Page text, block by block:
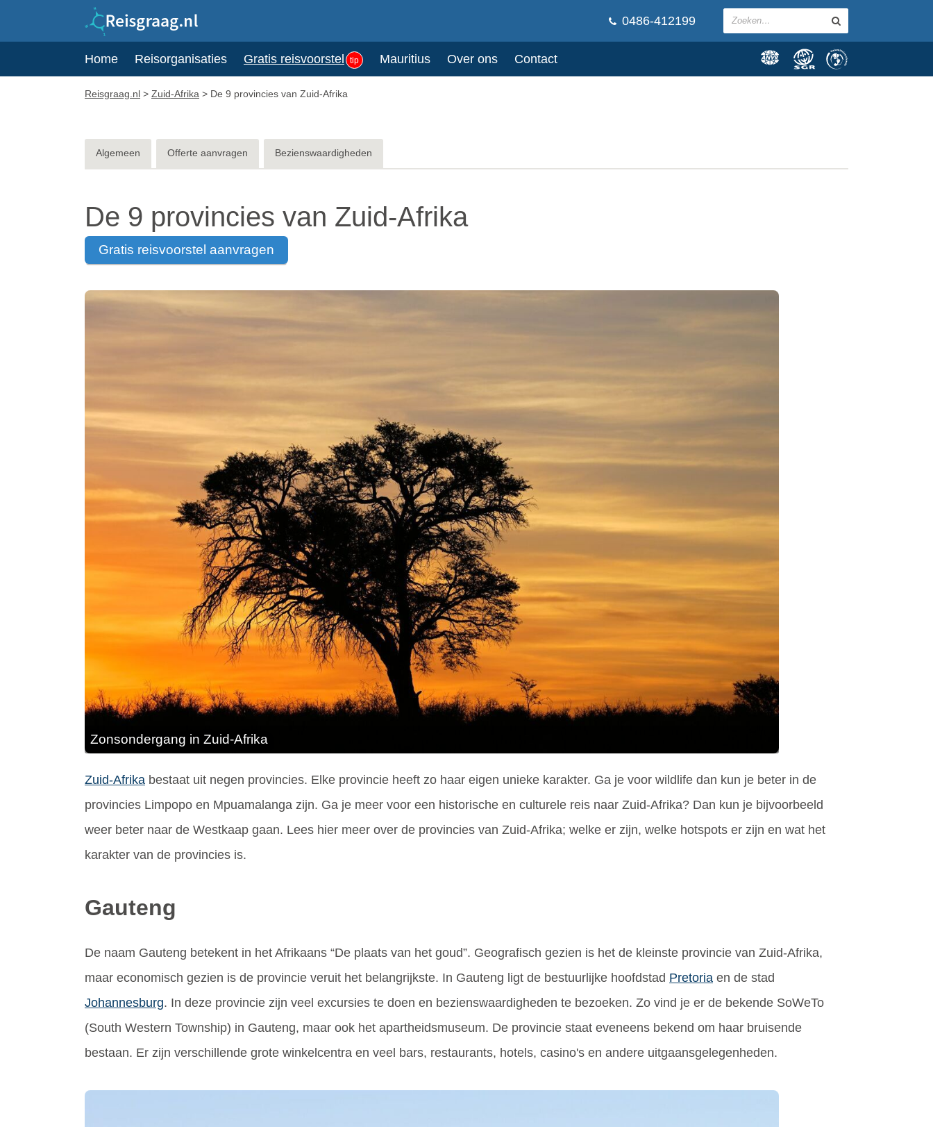
0486-412199
Home Reisorganisaties Gratis reisvoorstel tip Mauritius Over ons Contact
Reisgraag.nl > Zuid-Afrika > De 9 provincies van Zuid-Afrika
Algemeen Offerte aanvragen Bezienswaardigheden
De 9 provincies van Zuid-Afrika
gratis reisvoorstel aanvragen
Zonsondergang in Zuid-Afrika
Zuid-Afrika bestaat uit negen provincies. Elke provincie heeft zo haar eigen unieke karakter. Ga je voor wildlife dan kun je beter in de
provincies Limpopo en Mpuamalanga zijn. Ga je meer voor een historische en culturele reis naar Zuid-Afrika? Dan kun je bijvoorbeeld
weer beter naar de Westkaap gaan. Lees hier meer over de provincies van Zuid-Afrika; welke er zijn, welke hotspots er zijn en wat het
karakter van de provincies is.
Gauteng
De naam Gauteng betekent in het Afrikaans “De plaats van het goud”. Geografisch gezien is het de kleinste provincie van Zuid-Afrika,
maar economisch gezien is de provincie veruit het belangrijkste. In Gauteng ligt de bestuurlijke hoofdstad Pretoria en de stad
Johannesburg. In deze provincie zijn veel excursies te doen en bezienswaardigheden te bezoeken. Zo vind je er de bekende SoWeTo
(South Western Township) in Gauteng, maar ook het apartheidsmuseum. De provincie staat eveneens bekend om haar bruisende
bestaan. Er zijn verschillende grote winkelcentra en veel bars, restaurants, hotels, casino's en andere uitgaansgelegenheden.